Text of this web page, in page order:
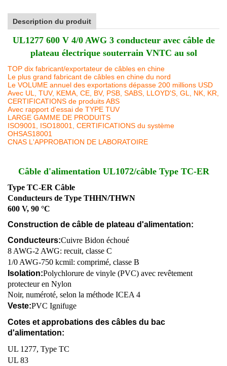
Description du produit
UL1277 600 V 4/0 AWG 3 conducteur avec câble de
plateau électrique souterrain VNTC au sol
TOP dix fabricant/exportateur de câbles en chine
Le plus grand fabricant de câbles en chine du nord
Le VOLUME annuel des exportations dépasse 200 millions USD
Avec UL, TUV, KEMA, CE, BV, PSB, SABS, LLOYD'S, GL, NK, KR,
CERTIFICATIONS de produits ABS
Avec rapport d'essai de TYPE TUV
LARGE GAMME DE PRODUITS
ISO9001, ISO18001, CERTIFICATIONS du système
OHSAS18001
CNAS L'APPROBATION DE LABORATOIRE
Câble d'alimentation UL1072/câble Type TC-ER
Type TC-ER Câble
Conducteurs de Type THHN/THWN
600 V, 90 °C
Construction de câble de plateau d'alimentation:
Conducteurs:Cuivre Bidon échoué
8 AWG-2 AWG: recuit, classe C
1/0 AWG-750 kcmil: comprimé, classe B
Isolation:Polychlorure de vinyle (PVC) avec revêtement
protecteur en Nylon
Noir, numéroté, selon la méthode ICEA 4
Veste:PVC Ignifuge
Cotes et approbations des câbles du bac
d'alimentation:
UL 1277, Type TC
UL 83